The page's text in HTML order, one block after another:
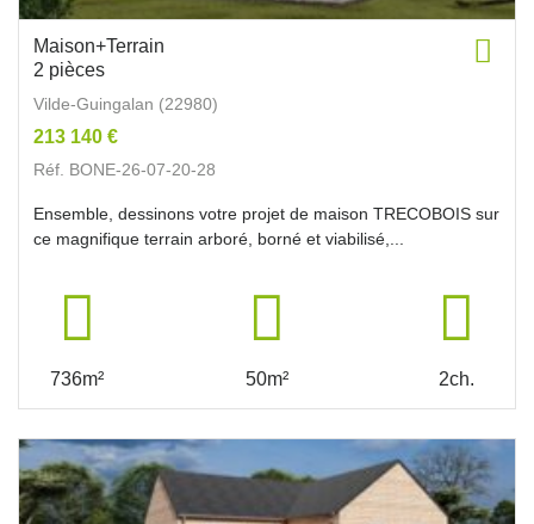
Maison+Terrain
2 pièces
Vilde-Guingalan (22980)
213 140 €
Réf. BONE-26-07-20-28
Ensemble, dessinons votre projet de maison TRECOBOIS sur
ce magnifique terrain arboré, borné et viabilisé,...
736m² 50m² 2ch.